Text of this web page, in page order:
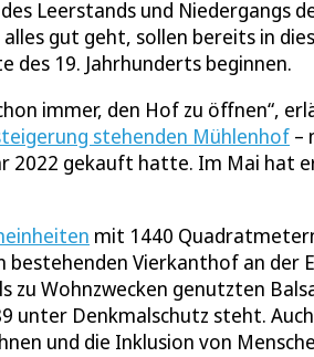
Leerstands und Niedergangs
alles gut geht, sollen bereits in
des 19. Jahrhunderts beginnen.
immer, den Hof zu öffnen“,
stehenden Mühlenhof –
2022 gekauft hatte. Im Mai hat
mit 1440
bestehenden Vierkanthof an
zu Wohnzwecken genutzten
unter Denkmalschutz steht.
und die Inklusion von